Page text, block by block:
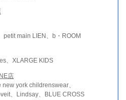
petit main LIEN、b・ROOM
、XLARGE KIDS
店
york childrenswear、
、Lindsay、BLUE CROSS